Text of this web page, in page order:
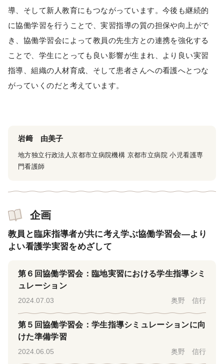
導、そして新人教育にもつながっています。今後も継続的
に協働学習を行うことで、実習指導の質の担保や向上がで
き、協働学習会によって教員の先生方との連携を強化する
ことで、学生にとっても良い影響が生まれ、より良い実習
指導、組織の人材育成、そして患者さんへの看護へとつな
がっていくのだと考えています。
岩﨑 由美子
地方独立行政法人京都市立病院機構 京都市立病院 小児看護専
門看護師
企画
教員と臨床指導者が共に考え学ぶ協働学習会―より
よい看護学実習をめざして
第６回協働学習会：臨地実習における学生指導シミ
ュレーション
2024.07.03 奥野 信行
第５回協働学習会：学生指導シミュレーションに向
けた準備学習
2024.06.05 奥野 信行